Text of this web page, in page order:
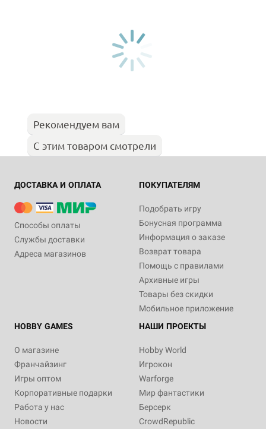
Рекомендуем вам
С этим товаром смотрели
ДОСТАВКА И ОПЛАТА
Способы оплаты
Службы доставки
Адреса магазинов
ПОКУПАТЕЛЯМ
Подобрать игру
Бонусная программа
Информация о заказе
Возврат товара
Помощь с правилами
Архивные игры
Товары без скидки
Мобильное приложение
HOBBY GAMES
О магазине
Франчайзинг
Игры оптом
Корпоративные подарки
Работа у нас
Новости
НАШИ ПРОЕКТЫ
Hobby World
Игрокон
Warforge
Мир фантастики
Берсерк
CrowdRepublic